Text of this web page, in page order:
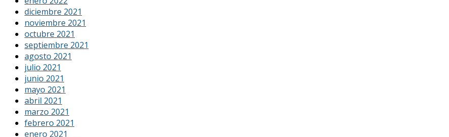
diciembre 2021
noviembre 2021
octubre 2021
septiembre 2021
agosto 2021
julio 2021
junio 2021
mayo 2021
abril 2021
marzo 2021
febrero 2021
enero 2021